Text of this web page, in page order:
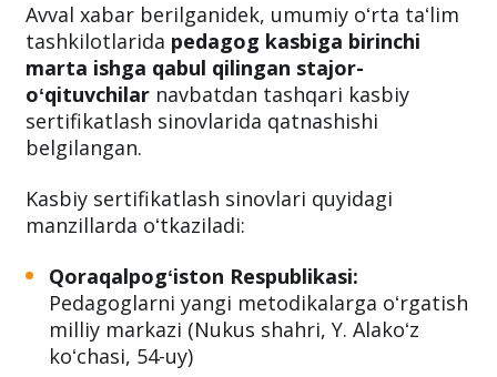
Avval xabar berilganidek, umumiy oʻrta taʻlim
tashkilotlarida pedagog kasbiga birinchi
marta ishga qabul qilingan stajor-
oʻqituvchilar navbatdan tashqari kasbiy
sertifikatlash sinovlarida qatnashishi
belgilangan.
Kasbiy sertifikatlash sinovlari quyidagi
manzillarda oʻtkaziladi:
Qoraqalpogʻiston Respublikasi:
Pedagoglarni yangi metodikalarga oʻrgatish
milliy markazi (Nukus shahri, Y. Alakoʻz
koʻchasi, 54-uy)